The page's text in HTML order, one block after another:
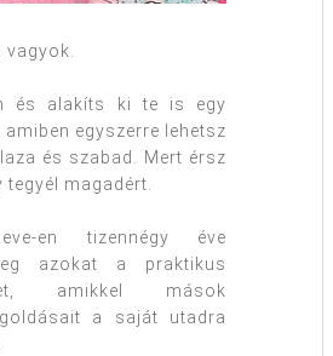
vagyok.
és alakíts ki te is egy
amiben egyszerre lehetsz
és szabad. Mert érsz
tegyél magadért.
en tizennégy éve
azokat a praktikus
amikkel mások
a saját utadra